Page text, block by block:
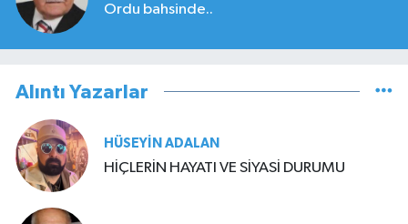
Ordu bahsinde..
Alıntı Yazarlar
HÜSEYIN ADALAN
HİÇLERİN HAYATI VE SİYASİ DURUMU